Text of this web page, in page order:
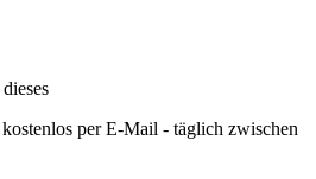
per E-Mail - täglich zwischen